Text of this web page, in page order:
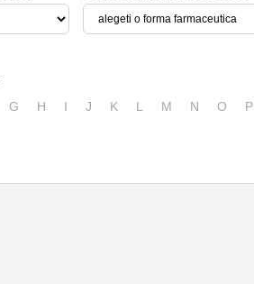
G H I J K L M N O P